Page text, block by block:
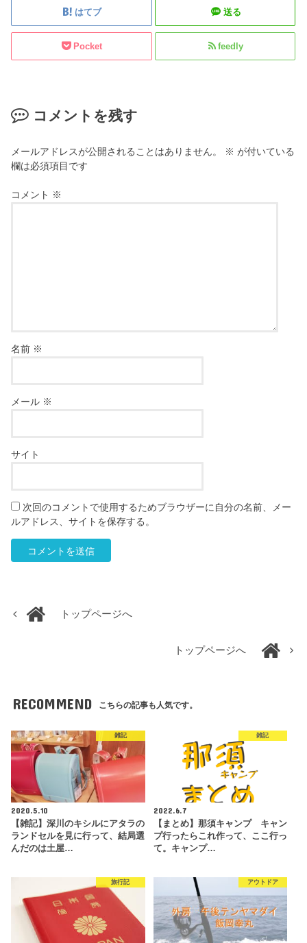
はてブ 送る
Pocket feedly
コメントを残す
メールアドレスが公開されることはありません。 ※ が付いている
欄は必須項目です
コメント ※
名前 ※
メール ※
サイト
次回のコメントで使用するためブラウザーに自分の名前、メー
ルアドレス、サイトを保存する。
トップページへ
トップページへ
RECOMMEND こちらの記事も人気です。
雑記
2020.5.10
【雑記】深川のキシルにアタラの
ランドセルを見に行って、結局選
んだのは土屋…
雑記
2022.6.7
【まとめ】那須キャンプ キャン
プ行ったらこれ作って、ここ行っ
て。キャンプ…
旅行記 アウトドア